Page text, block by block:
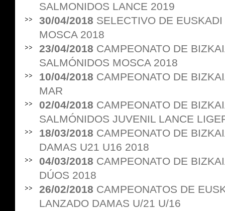
SALMONIDOS LANCE 2019
30/04/2018 SELECTIVO DE
MOSCA 2018
23/04/2018 CAMPEONATO DE
SALMÓNIDOS MOSCA 2018
10/04/2018 CAMPEONATO DE
MAR
02/04/2018 CAMPEONATO DE
SALMÓNIDOS JUVENIL LANCE
18/03/2018 CAMPEONATO DE
DAMAS U21 U16 2018
04/03/2018 CAMPEONATO DE
DÚOS 2018
26/02/2018 CAMPEONATOS DE
LANZADO DAMAS U/21 U/16